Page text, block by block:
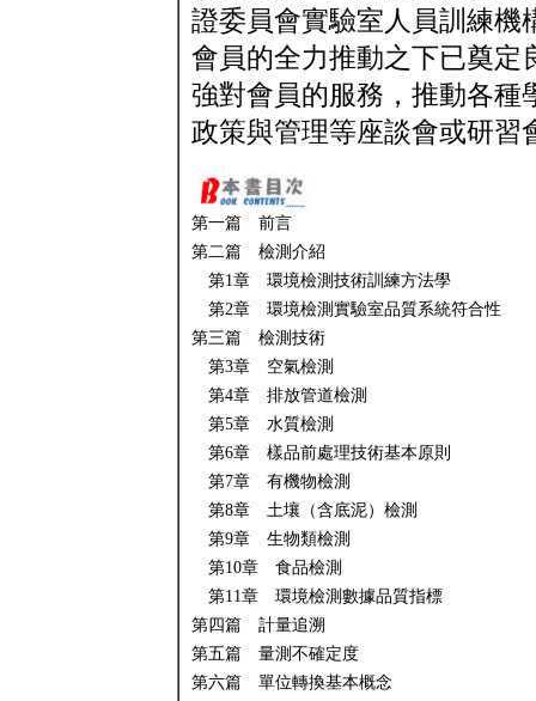
證委員會實驗室人員訓練機
會員的全力推動之下已奠定
強對會員的服務，推動各種
政策與管理等座談會或研習
第一篇 前言
第二篇 檢測介紹
第1章 環境檢測技術訓練方法學
第2章 環境檢測實驗室品質系統符合性
第三篇 檢測技術
第3章 空氣檢測
第4章 排放管道檢測
第5章 水質檢測
第6章 樣品前處理技術基本原則
第7章 有機物檢測
第8章 土壤（含底泥）檢測
第9章 生物類檢測
第10章 食品檢測
第11章 環境檢測數據品質指標
第四篇 計量追溯
第五篇 量測不確定度
第六篇 單位轉換基本概念